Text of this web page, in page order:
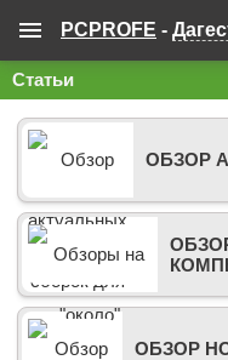
PCPROFE -
Статьи
ОБЗОР
ОБЗОР